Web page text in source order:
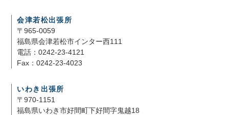
会津若松出張所
〒965-0059
福島県会津若松市インター西111
電話：0242-23-4121
Fax：0242-23-4023
いわき出張所
〒970-1151
福島県いわき市好間町下好間字鬼越18